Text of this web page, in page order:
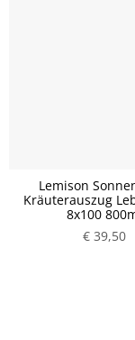
Lemison
Kräuterauszug
8x100
€ 39,50